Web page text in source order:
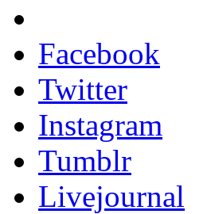
Facebook
Twitter
Instagram
Tumblr
Livejournal